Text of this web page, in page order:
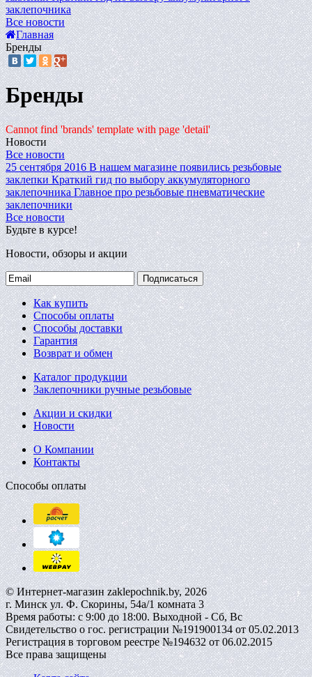
заклепочника
Все новости
Главная
Бренды
Бренды
Cannot find 'brands' template with page 'detail'
Новости
Все новости
25 сентября 2016 В нашем магазине появились резьбовые
заклепки Краткий гид по выбору аккумуляторного
заклепочника Главное про резьбовые пневматические
заклепочники
Все новости
Будьте в курсе!
Новости, обзоры и акции
Подписаться
Как купить
Способы оплаты
Способы доставки
Гарантия
Возврат и обмен
Каталог продукции
Заклепочники ручные резьбовые
Акции и скидки
Новости
О Компании
Контакты
Способы оплаты
© Интернет-магазин zaklepochnik.by, 2026
г. Минск ул. Ф. Скорины, 54а/1 комната 3
Время работы: с 9:00 до 18:00. Выходной - Сб, Вс
Свидетельство о гос. регистрации №191900134 от 05.02.2013
Регистрация в торговом реестре №194632 от 06.02.2015
Все права защищены